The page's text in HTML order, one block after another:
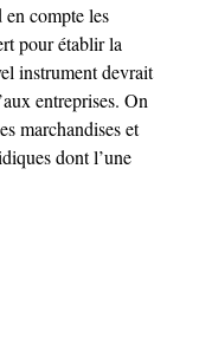
compte les
pour établir la
instrument devrait
entreprises. On
marchandises et
dont l’une